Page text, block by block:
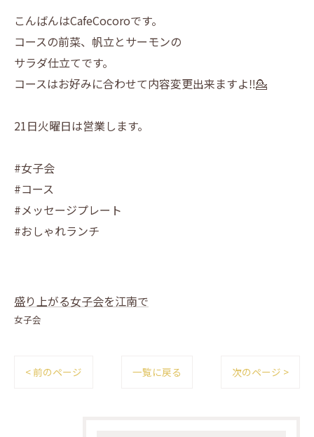
こんばんはCafeCocoroです。
コースの前菜、帆立とサーモンの
サラダ仕立てです。
コースはお好みに合わせて内容変更出来ますよ‼️💁
21日火曜日は営業します。
#女子会
#コース
#メッセージプレート
#おしゃれランチ
盛り上がる女子会を江南で
女子会
< 前のページ 一覧に戻る 次のページ >